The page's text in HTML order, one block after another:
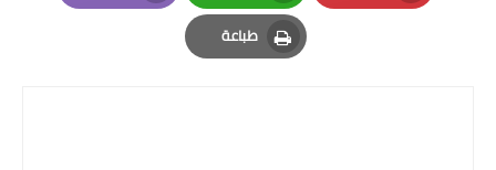
Pinterest
Whatsapp
Email
طباعة
Print